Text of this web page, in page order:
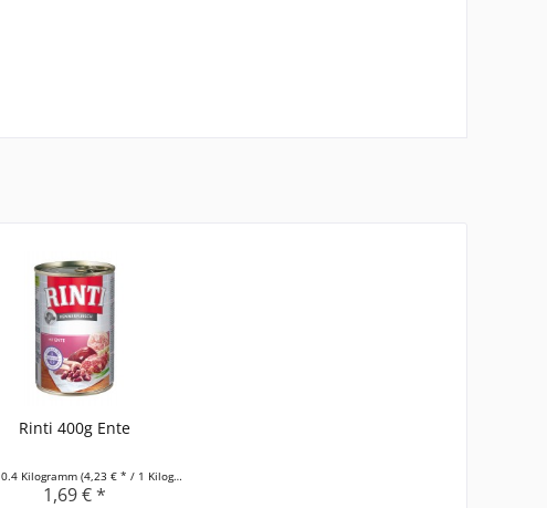
Rinti 400g Ente
0.4 Kilogramm (4,23 € * / 1 Kilogramm)
1,69 € *